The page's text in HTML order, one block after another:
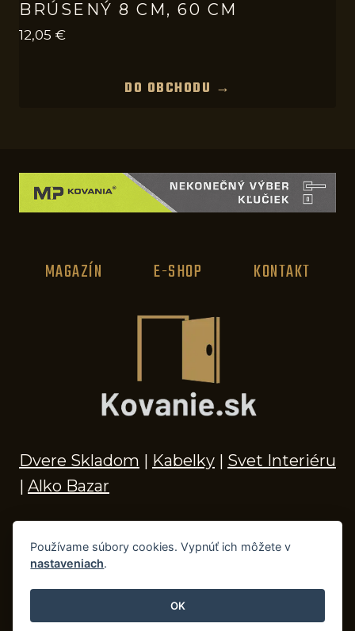
BRÚSENÝ 8 CM, 60 CM
12,05 €
DO OBCHODU →
MAGAZÍN E-SHOP KONTAKT
Dvere Skladom | Kabelky | Svet Interiéru
| Alko Bazar
© 2026 Kľučky na dvere, madlá, kovania,
doplnky do kúpeľne a príslušenstvo
Používame súbory cookies. Vypnúť ich môžete v
nastaveniach.
OK